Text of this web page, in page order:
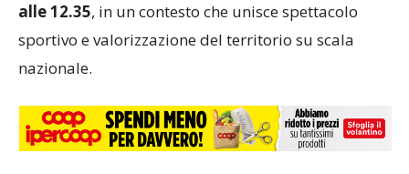
alle 12.35, in un contesto che unisce spettacolo
sportivo e valorizzazione del territorio su scala
nazionale.